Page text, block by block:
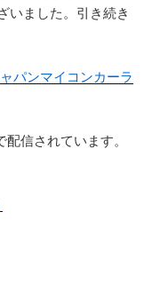
いました。引き続き
パンマイコンカーラ
信されています。